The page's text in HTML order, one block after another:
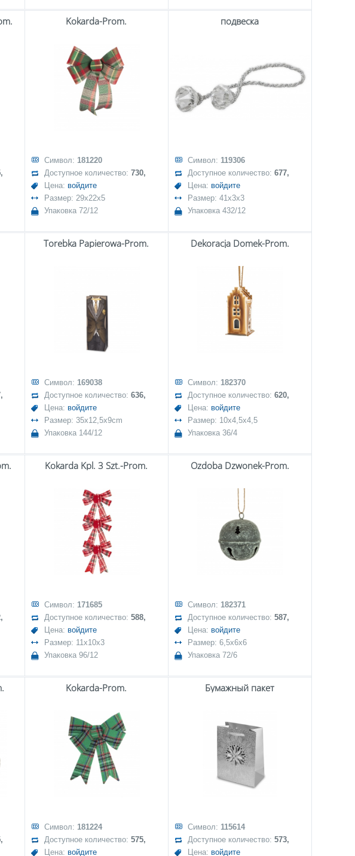
Kokarda-Prom.
Символ: 181220
Доступное количество: 730,
Цена: войдите
Размер: 29x22x5
Упаковка 72/12
подвеска
Символ: 119306
Доступное количество: 677,
Цена: войдите
Размер: 41x3x3
Упаковка 432/12
Torebka Papierowa-Prom.
Символ: 169038
Доступное количество: 636,
Цена: войдите
Размер: 35x12,5x9cm
Упаковка 144/12
Dekoracja Domek-Prom.
Символ: 182370
Доступное количество: 620,
Цена: войдите
Размер: 10x4,5x4,5
Упаковка 36/4
Kokarda Kpl. 3 Szt.-Prom.
Символ: 171685
Доступное количество: 588,
Цена: войдите
Размер: 11x10x3
Упаковка 96/12
Ozdoba Dzwonek-Prom.
Символ: 182371
Доступное количество: 587,
Цена: войдите
Размер: 6,5x6x6
Упаковка 72/6
Kokarda-Prom.
Символ: 181224
Доступное количество: 575,
Цена: войдите
Бумажный пакет
Символ: 115614
Доступное количество: 573,
Цена: войдите